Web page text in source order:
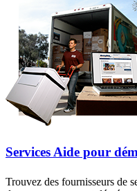
Services Aide pour
Trouvez des fournisseurs de